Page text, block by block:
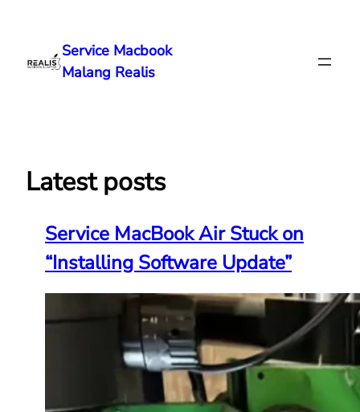
Service Macbook
Malang Realis
Latest posts
Service MacBook Air Stuck on
“Installing Software Update”